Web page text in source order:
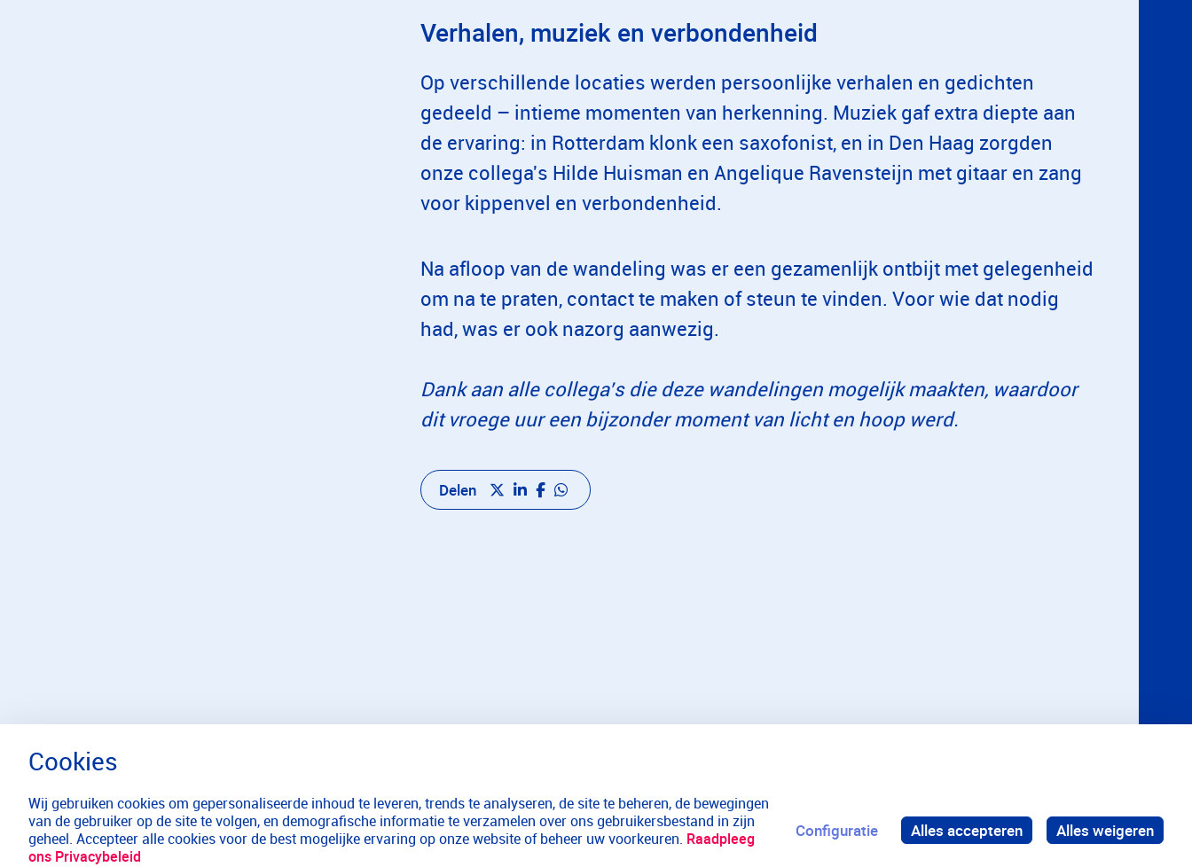
Verhalen, muziek en verbondenheid
Op verschillende locaties werden persoonlijke verhalen en gedichten
gedeeld – intieme momenten van herkenning. Muziek gaf extra diepte aan
de ervaring: in Rotterdam klonk een saxofonist, en in Den Haag zorgden
onze collega's Hilde Huisman en Angelique Ravensteijn met gitaar en zang
voor kippenvel en verbondenheid.
Na afloop van de wandeling was er een gezamenlijk ontbijt met gelegenheid
om na te praten, contact te maken of steun te vinden. Voor wie dat nodig
had, was er ook nazorg aanwezig.
Dank aan alle collega’s die deze wandelingen mogelijk maakten, waardoor
dit vroege uur een bijzonder moment van licht en hoop werd.
Delen
Wij gebruiken cookies om gepersonaliseerde inhoud te leveren, trends te analyseren, de site te beheren, de bewegingen
van de gebruiker op de site te volgen, en demografische informatie te verzamelen over ons gebruikersbestand in zijn
geheel. Accepteer alle cookies voor de best mogelijke ervaring op onze website of beheer uw voorkeuren. Raadpleeg
ons Privacybeleid
Configuratie Alles accepteren Alles weigeren